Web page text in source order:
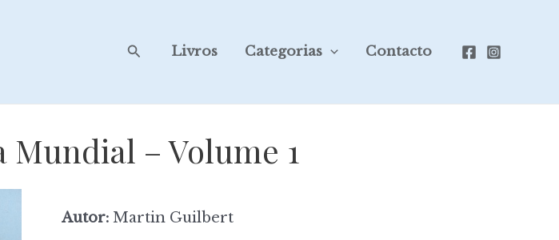
SearchLivros Categorias Contacto
– Volume 1
Autor: Martin Guilbert